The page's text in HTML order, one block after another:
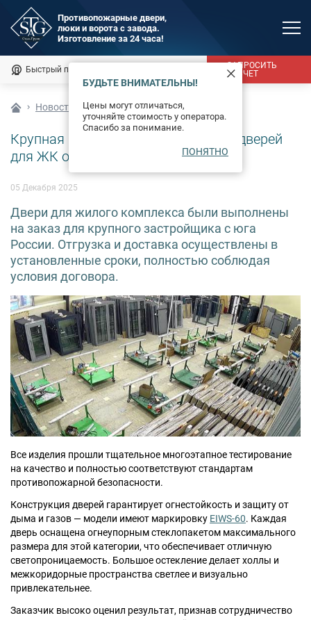
Быстрый подбор
ЗАПРОСИТЬ
РАСЧЕТ
Противопожарные двери,
люки и ворота с завода.
Изготовление за 24 часа!
Доставка и монтаж
Оплата
Сертификаты
О компании
Новости
Контакты
Москва
Доставка по России
dpm@stal-grupp.ru
Работаем без выходных:c 9:00 до 21:00
cейчас работаем
+7 (495) 646-04-78
8 (800) 444-24-85
ПОИСК:
ПРЕМИАЛЬНЫЕ ДВЕРИ, pdf (2,8 МБ)
БУДЬТЕ ВНИМАТЕЛЬНЫ!
Цены могут отличаться,
уточняйте стоимость у оператора.
Спасибо за понимание.
ПОНЯТНО
Новости
Крупная партия противопожарных дверей
для ЖК отправлена в Крым
05 Декабря 2025
Двери для жилого комплекса были выполнены
на заказ для крупного застройщика с юга
России. Отгрузка и доставка осуществлены в
установленные сроки, полностью соблюдая
условия договора.
Все изделия прошли тщательное многоэтапное тестирование
на качество и полностью соответствуют стандартам
противопожарной безопасности.
Конструкция дверей гарантирует огнестойкость и защиту от
дыма и газов — модели имеют маркировку EIWS-60. Каждая
дверь оснащена огнеупорным стеклопакетом максимального
размера для этой категории, что обеспечивает отличную
светопроницаемость. Большое остекление делает холлы и
межкоридорные пространства светлее и визуально
привлекательнее.
Заказчик высоко оценил результат, признав сотрудничество
MAX
Мы онлайн